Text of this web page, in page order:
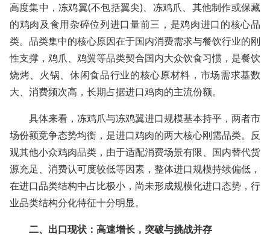
高度集中，冻鸡翼(不包括翼尖)、冻鸡爪、其他制作或保藏
的鸡肉及食用杂碎位列进口量前三，是鸡肉进口的核心品
类。品类集中的核心原因在于国内消费需求与餐饮行业的刚
性支撑，鸡爪、鸡翼等品类契合国内大众饮食习惯，是餐饮
烧烤、火锅、休闲食品行业的核心原材料，市场需求基数
大、消费频次高，长期占据进口鸡肉的主流份额。
具体来看，冻鸡爪与冻鸡翼进口规模基本持平，两者市
场份额竞争态势均衡，是进口鸡肉的两大核心刚需品类。反
观其他小众鸡肉品类，由于适配消费场景有限、国内替代货
源充足、消费认可度较低等因素，整体进口规模持续偏低，
在进口品类结构中占比极小，尚未形成规模化进口态势，行
业品类结构分化特征十分明显。
二、出口现状：高速增长，突破与挑战并存